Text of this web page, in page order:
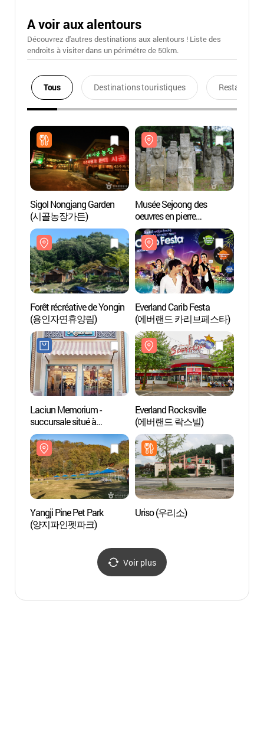
A voir aux alentours
Découvrez d'autres destinations aux alentours ! Liste des
endroits à visiter dans un périmétre de 50km.
Tous Destinations touristiques Restaurants
Sigol Nongjang Garden
(시골농장가든)
Musée Sejoong des
oeuvres en pierre
(세중옛돌박물관)
Forêt récréative de Yongin
(용인자연휴양림)
Everland Carib Festa
(에버랜드 카리브페스타)
Laciun Memorium -
succursale situé à
Everland (라시언
메모리엄 에버랜드점)
Everland Rocksville
(에버랜드 락스빌)
Yangji Pine Pet Park
(양지파인펫파크)
Uriso (우리소)
Voir plus